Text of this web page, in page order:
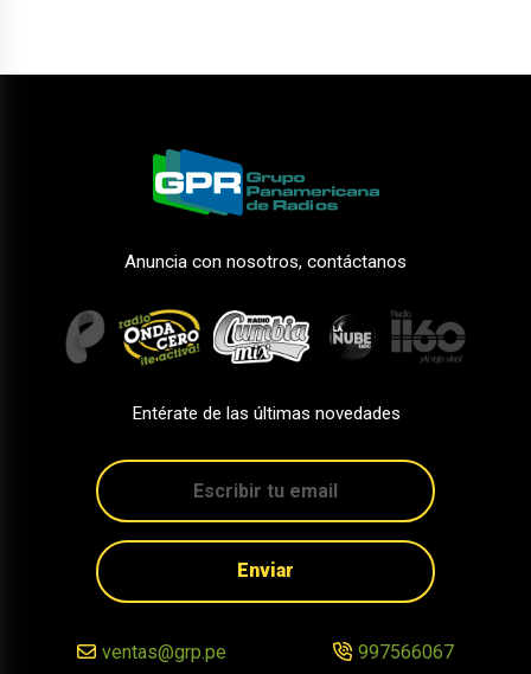
Anuncia con nosotros, contáctanos
Entérate de las últimas novedades
Enviar
ventas@grp.pe 997566067